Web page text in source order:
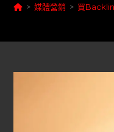
> 媒體營銷 > 買